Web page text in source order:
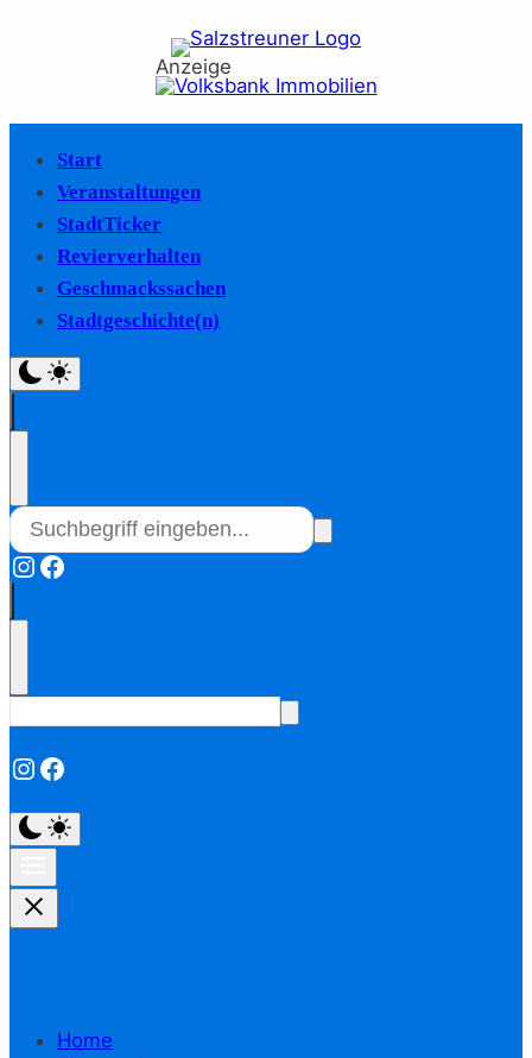
Anzeige
Start
Veranstaltungen
StadtTicker
Revierverhalten
Geschmackssachen
Stadtgeschichte(n)
Instagram
Facebook
Instagram
Facebook
Home